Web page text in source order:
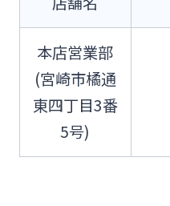
お問い合わせ先一覧
本店営業部
(宮崎市橘通
東四丁目3番
5号)